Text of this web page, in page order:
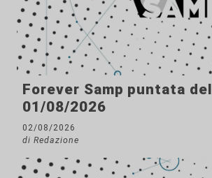
Forever Samp puntata del
01/08/2026
02/08/2026
di Redazione